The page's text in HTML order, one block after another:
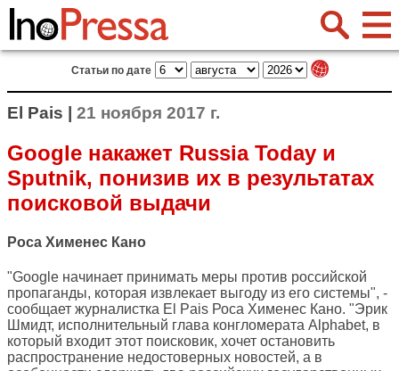
Статьи по дате
El Pais | 21 ноября 2017 г.
Google накажет Russia Today и
Sputnik, понизив их в результатах
поисковой выдачи
Роса Хименес Кано
"Google начинает принимать меры против российской
пропаганды, которая извлекает выгоду из его системы", -
сообщает журналистка El Pais Роса Хименес Кано. "Эрик
Шмидт, исполнительный глава конгломерата Alphabet, в
который входит этот поисковик, хочет остановить
распространение недостоверных новостей, а в